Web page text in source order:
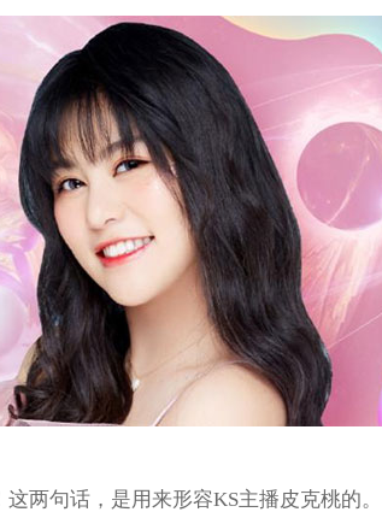
两句话，是用来形容KS主播皮克桃的